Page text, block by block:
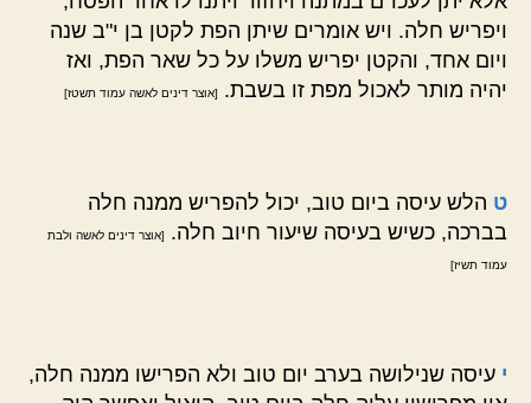
ויפריש חלה. ויש אומרים שיתן הפת לקטן בן י"ב שנה
ויום אחד, והקטן יפריש משלו על כל שאר הפת, ואז
יהיה מותר לאכול מפת זו בשבת.
[אוצר דינים לאשה עמוד תשטז]
ט הלש עיסה ביום טוב, יכול להפריש ממנה חלה
בברכה, כשיש בעיסה שיעור חיוב חלה.
[אוצר דינים לאשה ולבת
עמוד תשיז]
י עיסה שנילושה בערב יום טוב ולא הפרישו ממנה חלה,